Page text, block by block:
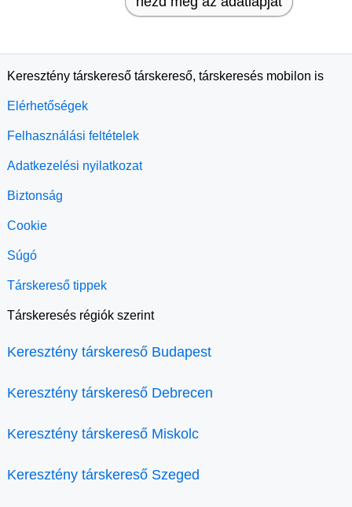
Keresztény társkereső társkereső, társkeresés mobilon is
Elérhetőségek
Felhasználási feltételek
Adatkezelési nyilatkozat
Biztonság
Cookie
Súgó
Társkereső tippek
Társkeresés régiók szerint
Keresztény társkereső Budapest
Keresztény társkereső Debrecen
Keresztény társkereső Miskolc
Keresztény társkereső Szeged